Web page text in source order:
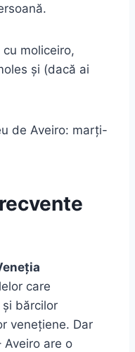
moliceiro,
și (dacă ai
de Aveiro: marți-
care
bărcilor
venețiene. Dar
Aveiro are o